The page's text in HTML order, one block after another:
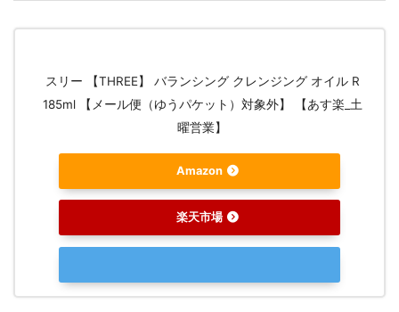
スリー 【THREE】 バランシング クレンジング オイル R
185ml 【メール便（ゆうパケット）対象外】 【あす楽_土
曜営業】
Amazon
楽天市場